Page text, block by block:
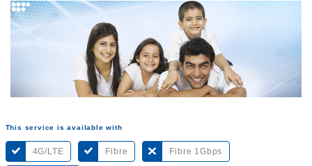
This service is available with
4G/LTE Fibre Fibre 1Gbps